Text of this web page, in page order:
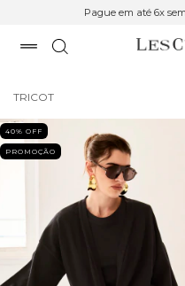
Pague em até 6x
TRICOT
40% OFF
PROMOÇÃO